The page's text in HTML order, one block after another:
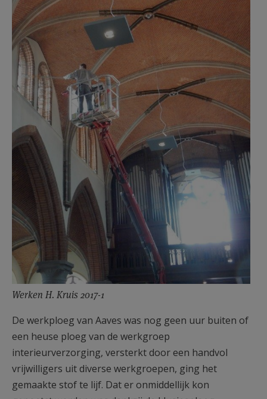
Werken H. Kruis 2017-1
De werkploeg van Aaves was nog geen uur buiten of
een heuse ploeg van de werkgroep
interieurverzorging, versterkt door een handvol
vrijwilligers uit diverse werkgroepen, ging het
gemaakte stof te lijf. Dat er onmiddellijk kon